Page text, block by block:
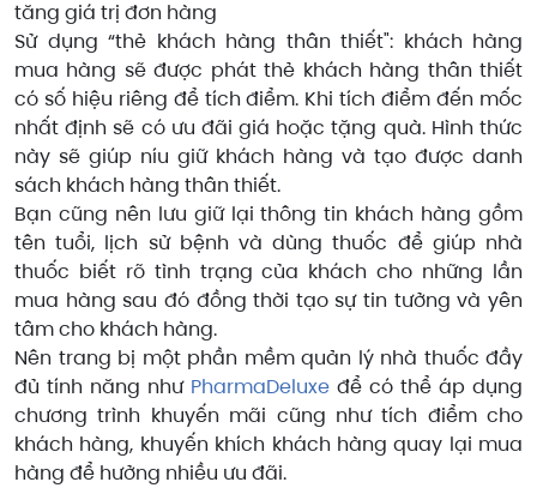
tăng giá trị đơn hàng
Sử dụng “thẻ khách hàng thân thiết": khách hàng
mua hàng sẽ được phát thẻ khách hàng thân thiết
có số hiệu riêng để tích điểm. Khi tích điểm đến mốc
nhất định sẽ có ưu đãi giá hoặc tặng quà. Hình thức
này sẽ giúp níu giữ khách hàng và tạo được danh
sách khách hàng thân thiết.
Bạn cũng nên lưu giữ lại thông tin khách hàng gồm
tên tuổi, lịch sử bệnh và dùng thuốc để giúp nhà
thuốc biết rõ tình trạng của khách cho những lần
mua hàng sau đó đồng thời tạo sự tin tưởng và yên
tâm cho khách hàng.
Nên trang bị một phần mềm quản lý nhà thuốc đầy
đủ tính năng như PharmaDeluxe để có thể áp dụng
chương trình khuyến mãi cũng như tích điểm cho
khách hàng, khuyến khích khách hàng quay lại mua
hàng để hưởng nhiều ưu đãi.